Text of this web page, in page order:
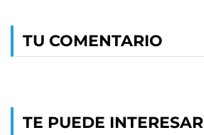
TU COMENTARIO
TE PUEDE INTERESAR